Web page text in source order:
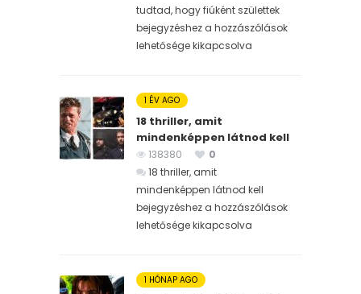
tudtad, hogy fiúként születtek
bejegyzéshez a hozzászólások
lehetősége kikapcsolva
1 ÉV AGO
18 thriller, amit
mindenképpen látnod kell
138380
0
18 thriller, amit
mindenképpen látnod kell
bejegyzéshez a hozzászólások
lehetősége kikapcsolva
1 HÓNAP AGO